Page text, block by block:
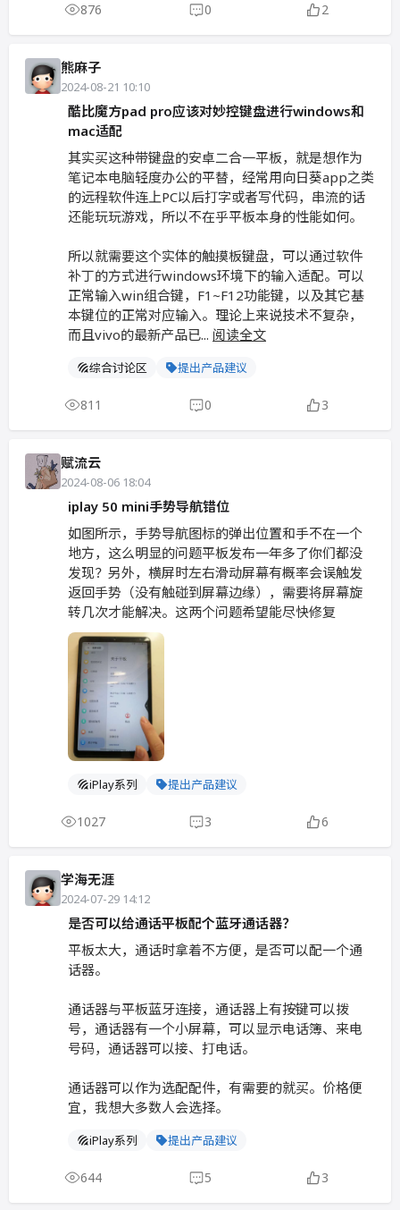
876 0 2
熊麻子
2024-08-21 10:10
酷比魔方pad pro应该对妙控键盘进行windows和
mac适配
其实买这种带键盘的安卓二合一平板，就是想作为
笔记本电脑轻度办公的平替，经常用向日葵app之类
的远程软件连上PC以后打字或者写代码，串流的话
还能玩玩游戏，所以不在乎平板本身的性能如何。
所以就需要这个实体的触摸板键盘，可以通过软件
补丁的方式进行windows环境下的输入适配。可以
正常输入win组合键，F1~F12功能键，以及其它基
本键位的正常对应输入。理论上来说技术不复杂，
而且vivo的最新产品已... 阅读全文
综合讨论区 提出产品建议
811 0 3
赋流云
2024-08-06 18:04
iplay 50 mini手势导航错位
如图所示，手势导航图标的弹出位置和手不在一个
地方，这么明显的问题平板发布一年多了你们都没
发现？另外，横屏时左右滑动屏幕有概率会误触发
返回手势（没有触碰到屏幕边缘），需要将屏幕旋
转几次才能解决。这两个问题希望能尽快修复
iPlay系列 提出产品建议
1027 3 6
学海无涯
2024-07-29 14:12
是否可以给通话平板配个蓝牙通话器？
平板太大，通话时拿着不方便，是否可以配一个通
话器。
通话器与平板蓝牙连接，通话器上有按键可以拨
号，通话器有一个小屏幕，可以显示电话簿、来电
号码，通话器可以接、打电话。
通话器可以作为选配配件，有需要的就买。价格便
宜，我想大多数人会选择。
iPlay系列 提出产品建议
644 5 3